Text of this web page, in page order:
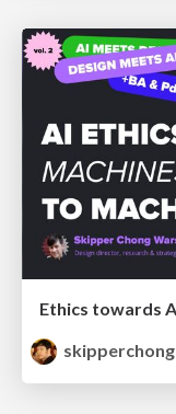
skipperchong